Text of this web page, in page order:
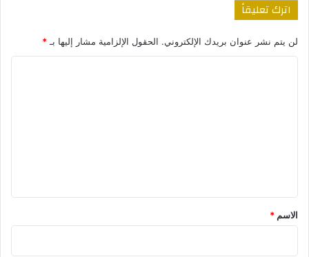
اترك تعليقاً
لن يتم نشر عنوان بريدك الإلكتروني. الحقول الإلزامية مشار إليها بـ *
*
الاسم *